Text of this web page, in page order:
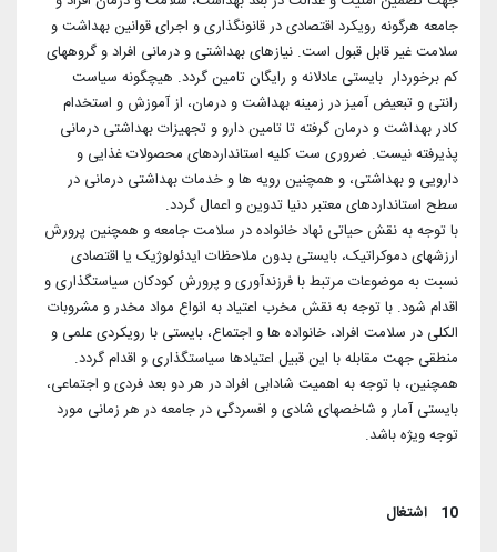
جامعه هرگونه رویکرد اقتصادی در قانونگذاری و اجرای قوانین بهداشت و
سلامت غیر قابل قبول است. نیازهای بهداشتی و درمانی افراد و گروههای
کم برخوردار بایستی عادلانه و رایگان تامین گردد. هیچگونه سیاست
رانتی و تبعیض آمیز در زمینه بهداشت و درمان، از آموزش و استخدام
کادر بهداشت و درمان گرفته تا تامین دارو و تجهیزات بهداشتی درمانی
پذیرفته نیست. ضروری ست کلیه استانداردهای محصولات غذایی و
دارویی و بهداشتی، و همچنین رویه ها و خدمات بهداشتی درمانی در
سطح استانداردهای معتبر دنیا تدوین و اعمال گردد.
با توجه به نقش حیاتی نهاد خانواده در سلامت جامعه و همچنین پرورش
ارزشهای دموکراتیک، بایستی بدون ملاحظات ایدئولوژیک یا اقتصادی
نسبت به موضوعات مرتبط با فرزندآوری و پرورش کودکان سیاستگذاری و
اقدام شود. با توجه به نقش مخرب اعتیاد به انواع مواد مخدر و مشروبات
الکلی در سلامت افراد، خانواده ها و اجتماع، بایستی با رویکردی علمی و
منطقی جهت مقابله با این قبیل اعتیادها سیاستگذاری و اقدام گردد.
همچنین، با توجه به اهمیت شادابی افراد در هر دو بعد فردی و اجتماعی،
بایستی آمار و شاخصهای شادی و افسردگی در جامعه در هر زمانی مورد
توجه ویژه باشد.
10 اشتغال